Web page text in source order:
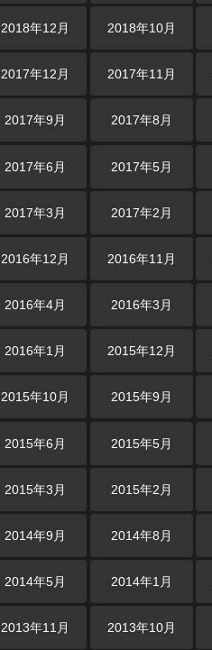
2018年12月 2018年10月
2017年12月 2017年11月
2017年9月 2017年8月
2017年6月 2017年5月
2017年3月 2017年2月
2016年12月 2016年11月
2016年4月 2016年3月
2016年1月 2015年12月
2015年10月 2015年9月
2015年6月 2015年5月
2015年3月 2015年2月
2014年9月 2014年8月
2014年5月 2014年1月
2013年11月 2013年10月